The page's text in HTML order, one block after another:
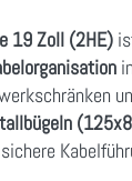
19 Zoll (2HE)
in